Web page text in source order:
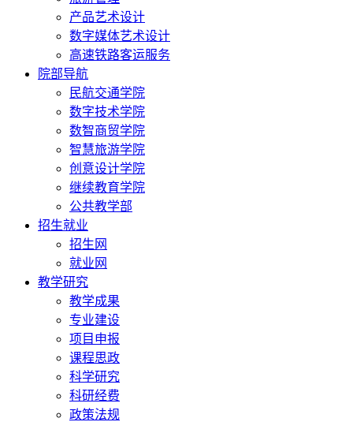
产品艺术设计
数字媒体艺术设计
高速铁路客运服务
院部导航
民航交通学院
数字技术学院
数智商贸学院
智慧旅游学院
创意设计学院
继续教育学院
公共教学部
招生就业
招生网
就业网
教学研究
教学成果
专业建设
项目申报
课程思政
科学研究
科研经费
政策法规